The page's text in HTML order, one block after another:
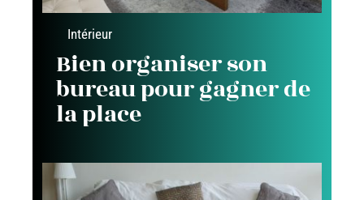
Intérieur
Bien organiser son
bureau pour gagner de
la place